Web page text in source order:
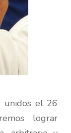
unidos el 26
lograr